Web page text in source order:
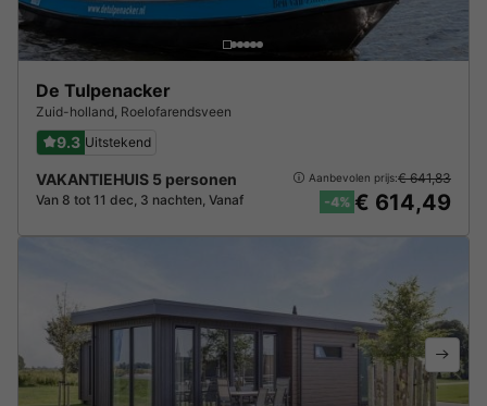
De Tulpenacker
Zuid-holland Roelofarendsveen
9.3 Uitstekend
VAKANTIEHUIS 5 personen
Van 8 tot 11 dec, 3 nachten, Vanaf
Aanbevolen prijs:€ 641,83
-4% € 614,49